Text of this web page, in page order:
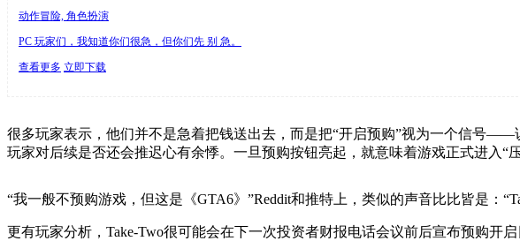
动作冒险, 角色扮演
PC 玩家们，我知道你们很急，但你们先 别 急。
查看更多 立即下载
很多玩家表示，他们并不是急着把钱送出去，而是把“开启预购”视为一个信号
玩家对后续是否还会推迟心有余悸。一旦预购按钮亮起，就意味着游戏正式进入“
“我一般不预购游戏，但这是《GTA6》”Reddit和推特上，类似的声音比比皆是：
更有玩家分析，Take-Two很可能会在下一次投资者财报电话会议前后宣布预购